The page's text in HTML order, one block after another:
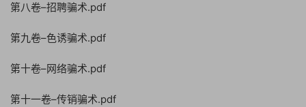
第八卷–招聘骗术.pdf
第九卷–色诱骗术.pdf
第十卷–网络骗术.pdf
第十一卷–传销骗术.pdf